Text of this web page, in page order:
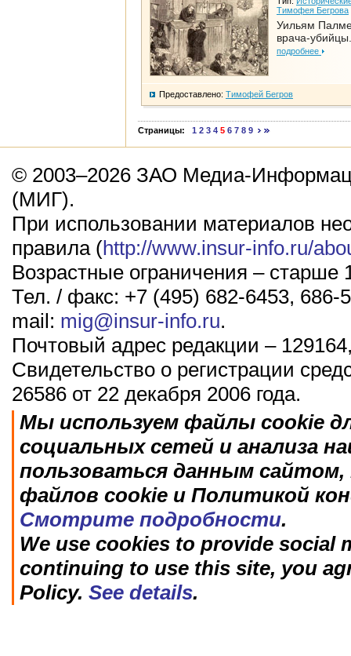
Тимофея Бегрова
Уильям
врача-
подробнее
Предоставлено: Тимофей Бегров
Страницы: 1 2 3 4 5 6 7 8 9
© 2003–2026 ЗАО Медиа-
(МИГ).
При использовании материалов
правила (http://www.insur-info.ru/
Возрастные ограничения – старше
Тел. / факс: +7 (495) 682-6453, 686-
mail: mig@insur-info.ru.
Почтовый адрес редакции –
Свидетельство о регистрации
26586 от 22 декабря 2006 года.
Мы используем файлы cookie
социальных сетей и анализа
пользоваться данным
файлов cookie и Политикой
Смотрите подробности.
We use cookies to provide social
continuing to use this site, you
Policy. See details.